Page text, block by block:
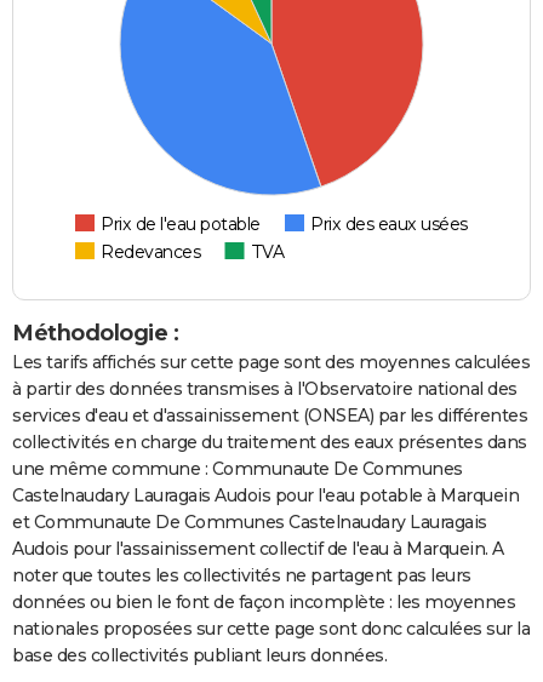
Prix de l'eau potable
Prix des eaux usées
Redevances
TVA
Méthodologie :
Les tarifs affichés sur cette page sont des moyennes calculées
à partir des données transmises à l'Observatoire national des
services d'eau et d'assainissement (ONSEA) par les différentes
collectivités en charge du traitement des eaux présentes dans
une même commune : Communaute De Communes
Castelnaudary Lauragais Audois pour l'eau potable à Marquein
et Communaute De Communes Castelnaudary Lauragais
Audois pour l'assainissement collectif de l'eau à Marquein. A
noter que toutes les collectivités ne partagent pas leurs
données ou bien le font de façon incomplète : les moyennes
nationales proposées sur cette page sont donc calculées sur la
base des collectivités publiant leurs données.